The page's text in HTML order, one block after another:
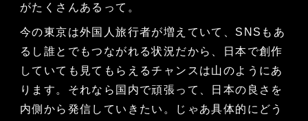
がたくさんあるって。
今の東京は外国人旅行者が増えていて、SNSもあ
るし誰とでもつながれる状況だから、日本で創作
していても見てもらえるチャンスは山のようにあ
ります。それなら国内で頑張って、日本の良さを
内側から発信していきたい。じゃあ具体的にどう